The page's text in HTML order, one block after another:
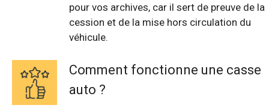
pour vos archives, car il sert de preuve de la
cession et de la mise hors circulation du
véhicule.
Comment fonctionne une casse
auto ?